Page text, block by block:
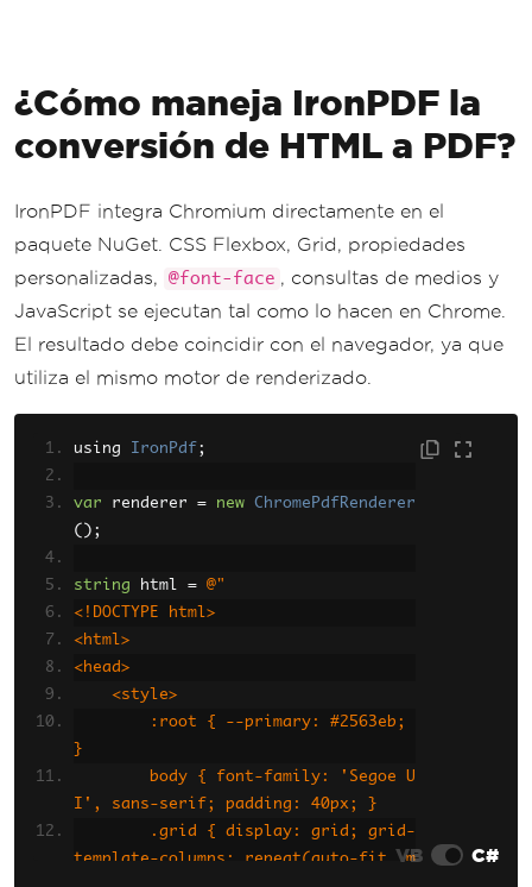
¿Cómo maneja IronPDF la
conversión de HTML a PDF?
IronPDF integra Chromium directamente en el
paquete NuGet. CSS Flexbox, Grid, propiedades
personalizadas,
@font-face , consultas de medios y
JavaScript se ejecutan tal como lo hacen en Chrome.
El resultado debe coincidir con el navegador, ya que
utiliza el mismo motor de renderizado.
using IronPdf ;
var renderer = new
ChromePdfRenderer
();
string html =
@"
<!DOCTYPE html>
<html>
<head>
    <style>
}
I', sans-serif; padding: 40px; }
template-columns: repeat(auto-fit, m
VB C#